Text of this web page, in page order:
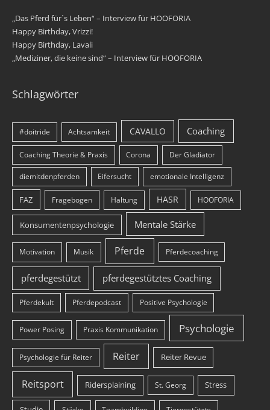
„Das Pferd für´s Leben“ – Interview für HOOFORIA
Happy Birthday, Vrizzi!
Happy Birthday, Lavali
„Mediziner, die keine sind“ – Interview für HOOFORIA
Schlagwörter
#doitride Achtsamkeit CAVALLO Coaching
Coaching Theorie & Praxis Corona Der Gladiator
diemitdenpferden Eifersucht emotionale Intelligenz
FAZ Fragebogen Haltung HASR HOOFORIA
Konsumentenpsychologie Mentale Stärke
Motivation Musik Pferde Pferdecoaching
pferdegestützt pferdegestütztes Coaching
Pferdekult Pferdepodcast Positive Psychologie
Power Posing Praxis Kommunikation Psychologie
Psychologie für Reiter Reiter Reiter Revue
Reitsport Ridersplaining St. Georg Stress